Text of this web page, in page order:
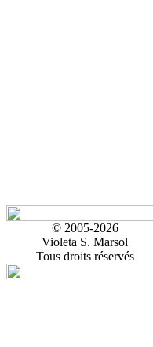
© 2005-2026
Violeta S. Marsol
Tous droits réservés